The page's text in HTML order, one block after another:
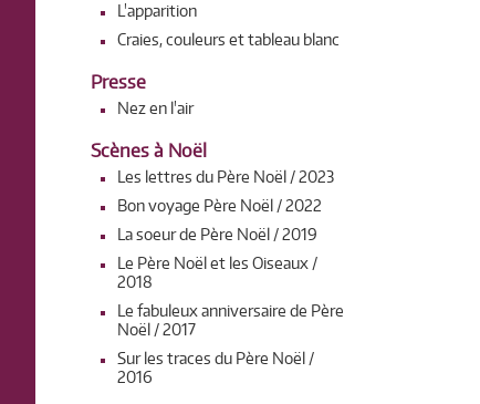
L'apparition
Craies, couleurs et tableau blanc
Presse
Nez en l'air
Scènes à Noël
Les lettres du Père Noël / 2023
Bon voyage Père Noël / 2022
La soeur de Père Noël / 2019
Le Père Noël et les Oiseaux /
2018
Le fabuleux anniversaire de Père
Noël / 2017
Sur les traces du Père Noël /
2016